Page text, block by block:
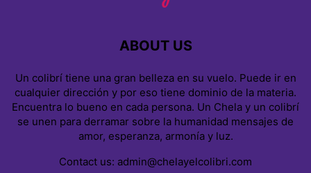
ABOUT US
Un colibrí tiene una gran belleza en su vuelo. Puede ir en
cualquier dirección y por eso tiene dominio de la materia.
Encuentra lo bueno en cada persona. Un Chela y un colibrí
se unen para derramar sobre la humanidad mensajes de
amor, esperanza, armonía y luz.
Contact us: admin@chelayelcolibri.com